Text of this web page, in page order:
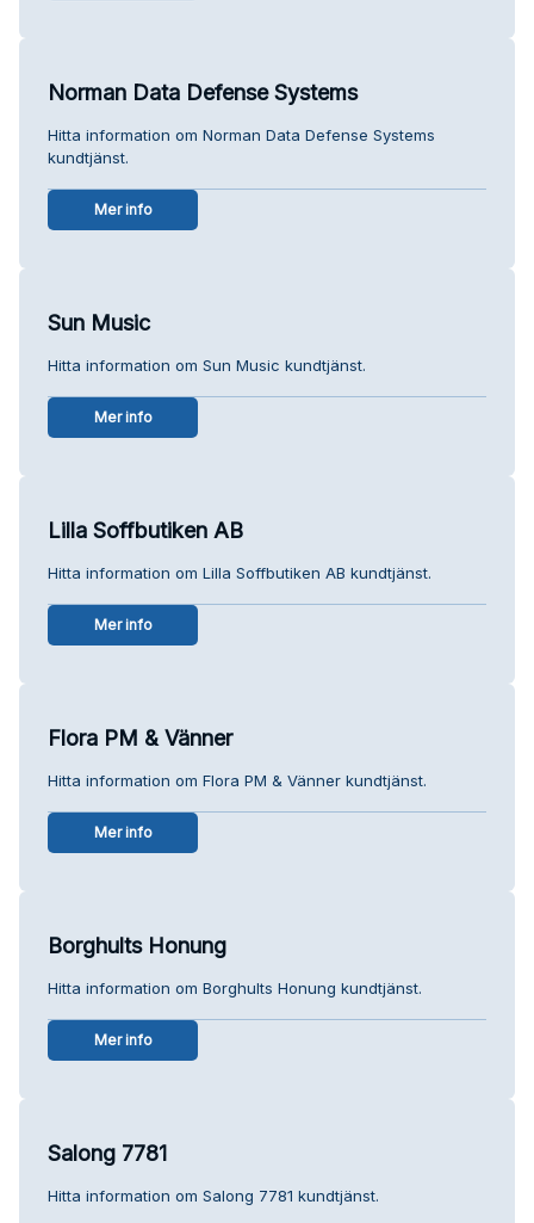
Norman Data Defense Systems
Hitta information om Norman Data Defense Systems
kundtjänst.
Mer info
Sun Music
Hitta information om Sun Music kundtjänst.
Mer info
Lilla Soffbutiken AB
Hitta information om Lilla Soffbutiken AB kundtjänst.
Mer info
Flora PM & Vänner
Hitta information om Flora PM & Vänner kundtjänst.
Mer info
Borghults Honung
Hitta information om Borghults Honung kundtjänst.
Mer info
Salong 7781
Hitta information om Salong 7781 kundtjänst.